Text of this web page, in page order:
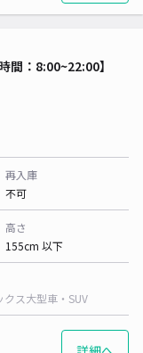
間：8:00~22:00】
再入庫
不可
高さ
155cm 以下
クス大型車・SUV